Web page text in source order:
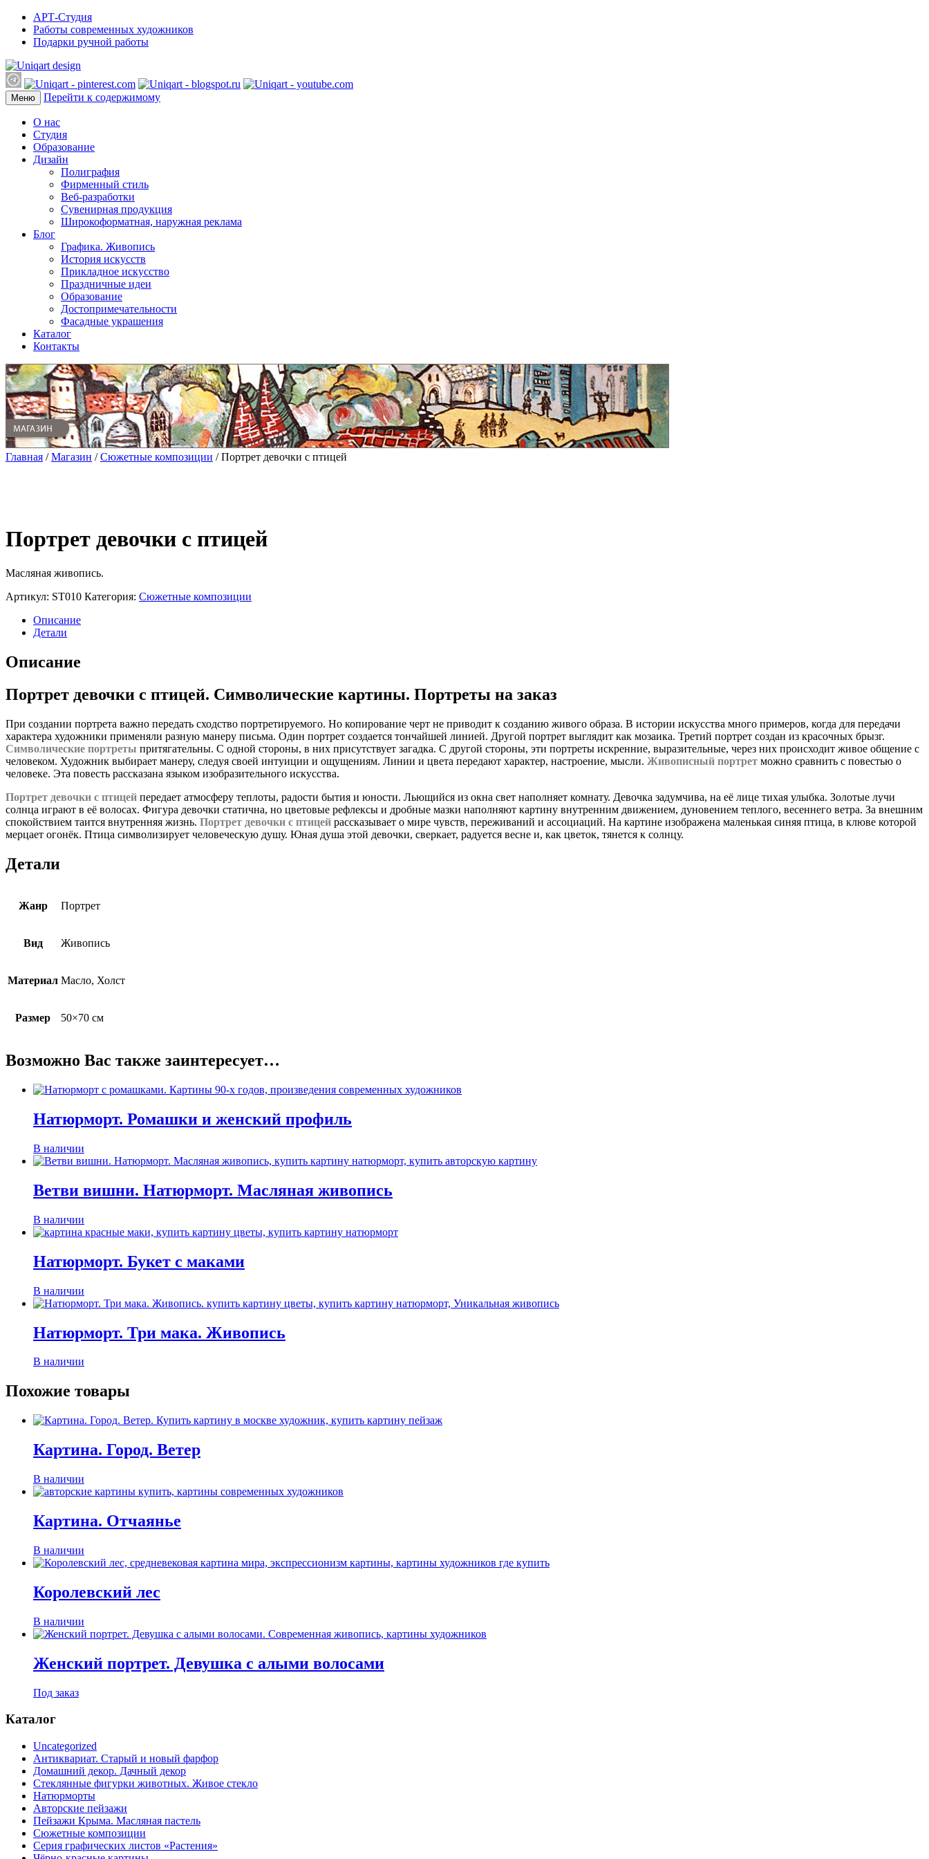
АРТ-Студия
Работы современных художников
Подарки ручной работы
Меню Перейти к содержимому
О нас
Студия
Образование
Дизайн
Полиграфия
Фирменный стиль
Веб-разработки
Сувенирная продукция
Широкоформатная, наружная реклама
Блог
Графика. Живопись
История искусств
Прикладное искусство
Праздничные идеи
Образование
Достопримечательности
Фасадные украшения
Каталог
Контакты
Главная /Магазин /Сюжетные композиции / Портрет девочки с птицей
Портрет девочки с птицей
Масляная живопись.
Артикул: ST010 Категория: Сюжетные композиции
Описание
Детали
Описание
Портрет девочки с птицей. Символические картины. Портреты на заказ
При создании портрета важно передать сходство портретируемого. Но копирование черт не приводит к созданию живого образа. В истории искусства много примеров, когда для передачи
характера художники применяли разную манеру письма. Один портрет создается тончайшей линией. Другой портрет выглядит как мозаика. Третий портрет создан из красочных брызг.
Символические портреты притягательны. С одной стороны, в них присутствует загадка. С другой стороны, эти портреты искренние, выразительные, через них происходит живое общение с
человеком. Художник выбирает манеру, следуя своей интуиции и ощущениям. Линии и цвета передают характер, настроение, мысли. Живописный портрет можно сравнить с повестью о
человеке. Эта повесть рассказана языком изобразительного искусства.
Портрет девочки с птицей передает атмосферу теплоты, радости бытия и юности. Льющийся из окна свет наполняет комнату. Девочка задумчива, на её лице тихая улыбка. Золотые лучи
солнца играют в её волосах. Фигура девочки статична, но цветовые рефлексы и дробные мазки наполняют картину внутренним движением, дуновением теплого, весеннего ветра. За внешним
спокойствием таится внутренняя жизнь. Портрет девочки с птицей рассказывает о мире чувств, переживаний и ассоциаций. На картине изображена маленькая синяя птица, в клюве которой
мерцает огонёк. Птица символизирует человеческую душу. Юная душа этой девочки, сверкает, радуется весне и, как цветок, тянется к солнцу.
Детали
Жанр Портрет
Вид Живопись
Материал Масло, Холст
Размер 50×70 см
Возможно Вас также заинтересует…
Натюрморт. Ромашки и женский профиль
В наличии
Ветви вишни. Натюрморт. Масляная живопись
В наличии
Натюрморт. Букет с маками
В наличии
Натюрморт. Три мака. Живопись
В наличии
Похожие товары
Картина. Город. Ветер
В наличии
Картина. Отчаянье
В наличии
Королевский лес
В наличии
Женский портрет. Девушка с алыми волосами
Под заказ
Каталог
Uncategorized
Антиквариат. Старый и новый фарфор
Домашний декор. Дачный декор
Стеклянные фигурки животных. Живое стекло
Натюрморты
Авторские пейзажи
Пейзажи Крыма. Масляная пастель
Сюжетные композиции
Серия графических листов «Растения»